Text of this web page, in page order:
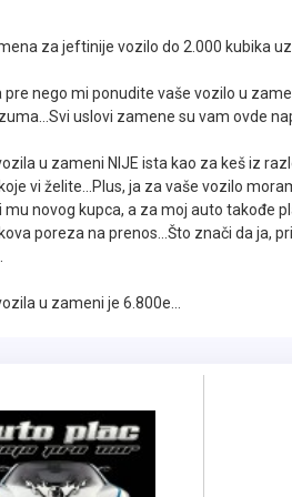
poseduje: Digitalnu Klimu,
gumama, MP3 muziku,
Elektro-podesive
Samo-zatamnjivi
vrata radi sigurnosti dece,
ili FAP FILTER NA SEBI koji
kupca tj. Plaćena carina, porez i
koju završava istog
za jeftinije vozilo do 2.000 kubika uz
pre nego mi ponudite vaše vozilo u
uslovi zamene su vam ovde
u zameni NIJE ista kao za keš iz
vi želite...Plus, ja za vaše vozilo
mu novog kupca, a za moj auto takođe
poreza na prenos...Što znači da ja,
u zameni je 6.800e...